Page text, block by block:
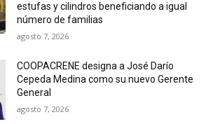
estufas y cilindros beneficiando a igual
número de familias
agosto 7, 2026
COOPACRENE designa a José Darío
Cepeda Medina como su nuevo Gerente
General
agosto 7, 2026